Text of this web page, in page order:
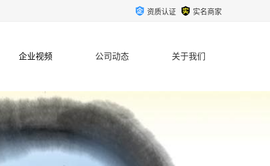
资质认证 实名商家
企业视频 公司动态 关于我们